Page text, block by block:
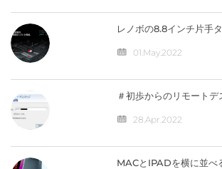
レノボの8.8インチ片手
か】01.May.2022
＃初歩からのリモートデ
28.Apr.2022
MACとIPADを横に並べ